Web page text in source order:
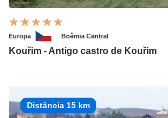
Europa Boêmia Central
Kouřim - Antigo castro de Kouřim
Distância 15 km